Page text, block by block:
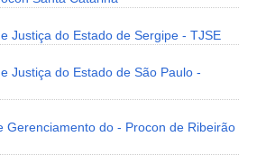
Justiça do Estado de Sergipe - TJSE
Justiça do Estado de São Paulo -
Gerenciamento do - Procon de Ribeirão